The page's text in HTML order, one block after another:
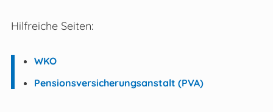
Hilfreiche Seiten:
WKO
Pensionsversicherungsanstalt (PVA)